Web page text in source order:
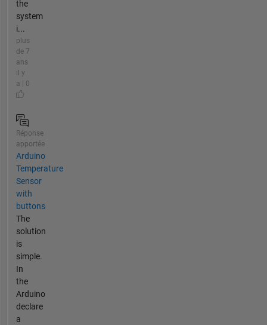
the
system
i...
plus
de 7
ans
il y
a | 0
Réponse
apportée
Arduino
Temperature
Sensor
with
buttons
The
solution
is
simple.
In
the
Arduino
declare
a